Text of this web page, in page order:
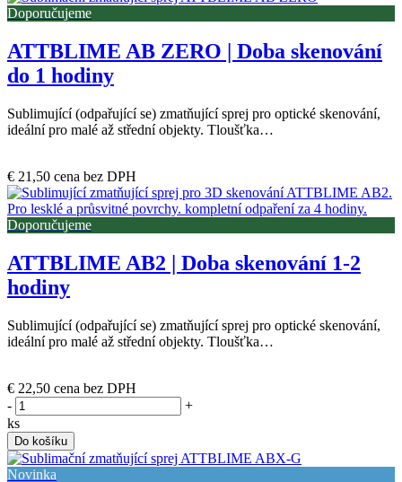
Doporučujeme
ATTBLIME AB ZERO | Doba skenování
do 1 hodiny
Sublimující (odpařující se) zmatňující sprej pro optické skenování,
ideální pro malé až střední objekty. Tloušťka…
€ 21,50 cena bez DPH
Doporučujeme
ATTBLIME AB2 | Doba skenování 1-2
hodiny
Sublimující (odpařující se) zmatňující sprej pro optické skenování,
ideální pro malé až střední objekty. Tloušťka…
€ 22,50 cena bez DPH
-
+
ks
Do košíku
Novinka